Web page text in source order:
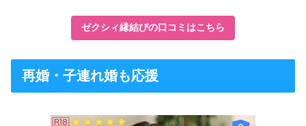
ゼクシィ縁結びの口コミはこちら
再婚・子連れ婚も応援